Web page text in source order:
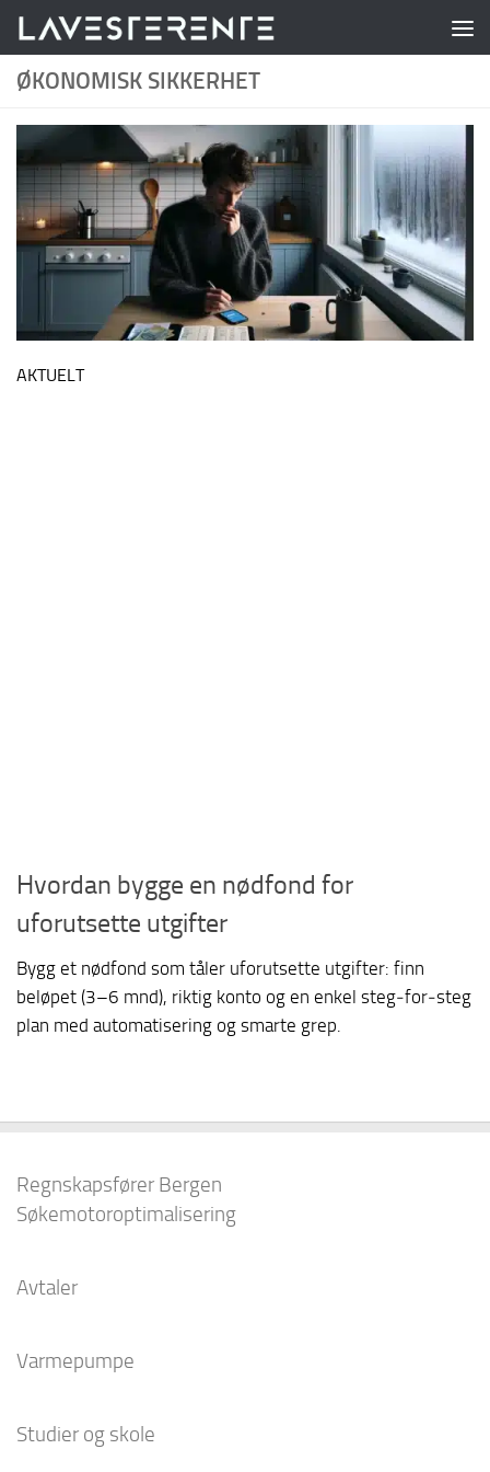
Skip to content
ØKONOMISK SIKKERHET
AKTUELT
Hvordan bygge en nødfond for
uforutsette utgifter
Bygg et nødfond som tåler uforutsette utgifter: finn
beløpet (3–6 mnd), riktig konto og en enkel steg‑for‑steg
plan med automatisering og smarte grep.
Regnskapsfører Bergen
Søkemotoroptimalisering
Avtaler
Varmepumpe
Studier og skole